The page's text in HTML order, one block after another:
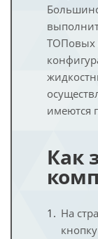
ТОПовых
имеются
Как
На